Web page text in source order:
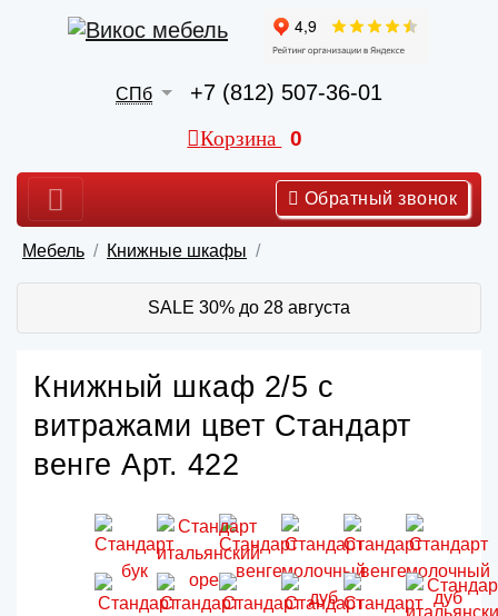
СПб +7 (812) 507-36-01
Корзина 0
Обратный звонок
Мебель Книжные шкафы
SALE 30% до 28 августа
Книжный шкаф 2/5 с
витражами цвет Стандарт
венге Арт. 422